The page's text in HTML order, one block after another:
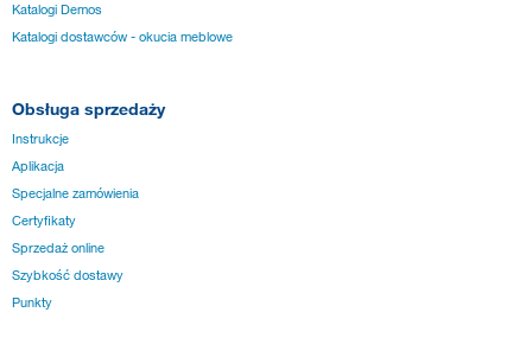
Katalogi Demos
Katalogi dostawców - okucia meblowe
Obsługa sprzedaży
Instrukcje
Aplikacja
Specjalne zamówienia
Certyfikaty
Sprzedaż online
Szybkość dostawy
Punkty